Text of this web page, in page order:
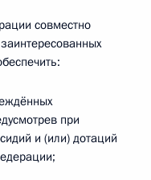
совместно
при
и (или) дотаций